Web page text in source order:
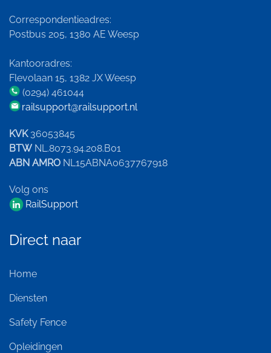
Correspondentieadres:
Postbus 205, 1380 AE Weesp
Kantooradres:
Flevolaan 15, 1382 JX Weesp
(0294) 461044
railsupport@railsupport.nl
KVK 36053845
BTW NL.8073.94.208.B01
ABN AMRO NL15ABNA0637767918
Volg ons
RailSupport
Direct naar
Home
Diensten
Safety Fence
Opleidingen